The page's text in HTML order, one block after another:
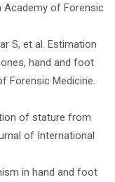
Academy of Forensic
S, et al. Estimation
hand and foot
Forensic Medicine.
of stature from
of International
in hand and foot